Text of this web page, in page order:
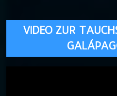
VIDEO ZUR